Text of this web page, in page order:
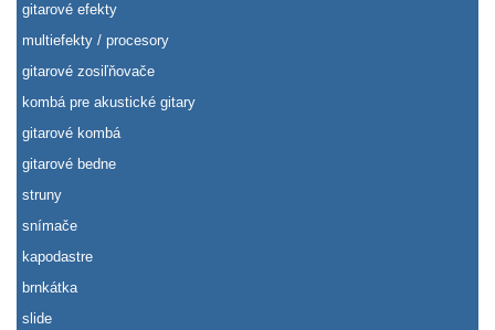
gitarové efekty
multiefekty / procesory
gitarové zosiľňovače
kombá pre akustické gitary
gitarové kombá
gitarové bedne
struny
snímače
kapodastre
brnkátka
slide